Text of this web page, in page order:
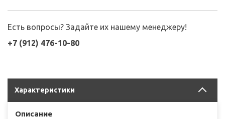
Есть вопросы? Задайте их нашему менеджеру!
+7 (912) 476-10-80
Характеристики
Описание